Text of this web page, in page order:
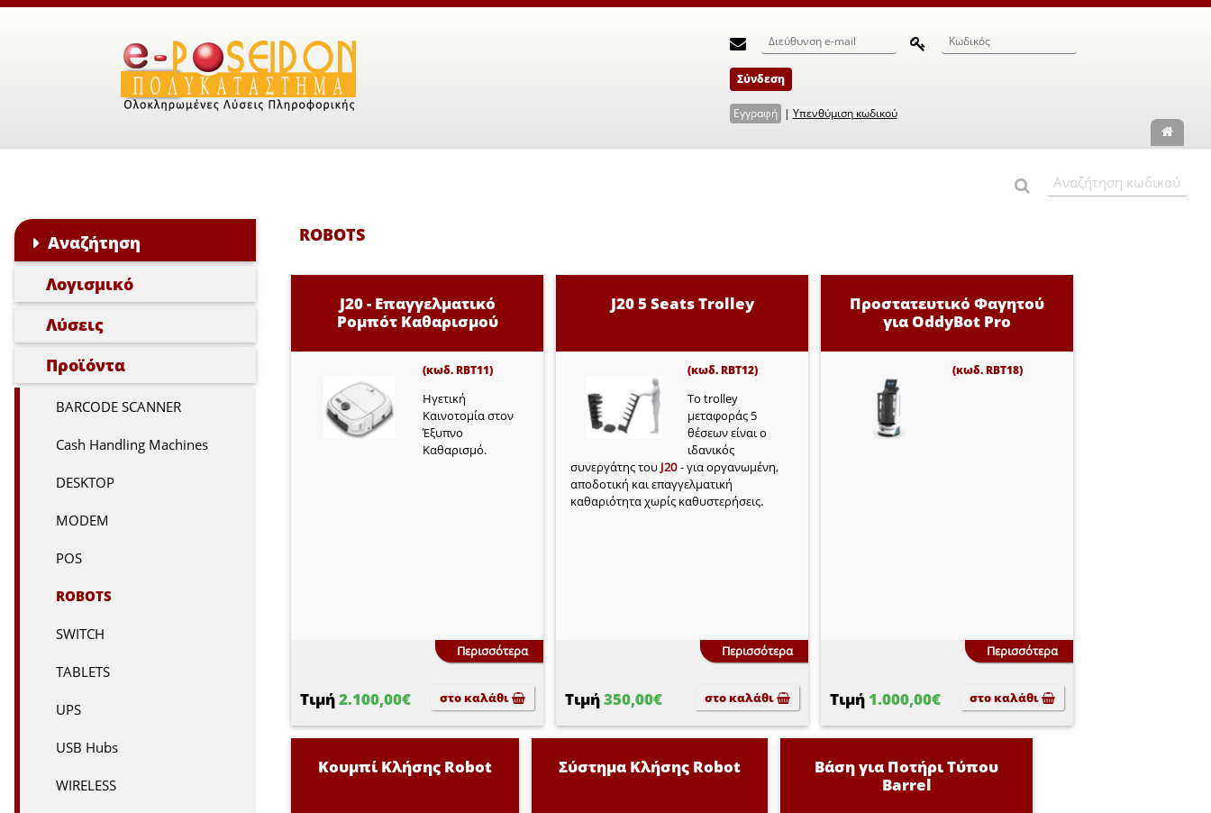
Σύνδεση
Εγγραφή | Υπενθύμιση κωδικού
Αναζήτηση
Λογισμικό
Λύσεις
Προϊόντα
BARCODE SCANNER
Cash Handling Machines
DESKTOP
MODEM
POS
ROBOTS
SWITCH
TABLETS
UPS
USB Hubs
WIRELESS
ROBOTS
J20 - Επαγγελματικό
Ρομπότ Καθαρισμού
(κωδ. RBT11)
Ηγετική
Καινοτομία στον
Έξυπνο
Καθαρισμό.
Περισσότερα
Τιμή2.100,00€ στο καλάθι
J20 5 Seats Trolley
(κωδ. RBT12)
Το trolley
μεταφοράς 5
θέσεων είναι ο
ιδανικός
συνεργάτης του J20- για οργανωμένη,
αποδοτική και επαγγελματική
καθαριότητα χωρίς καθυστερήσεις.
Περισσότερα
Τιμή350,00€ στο καλάθι
Προστατευτικό Φαγητού
για OddyBot Pro
(κωδ. RBT18)
Περισσότερα
Τιμή 1.000,00€ στο καλάθι
Κουμπί Κλήσης Robot Σύστημα Κλήσης Robot
Βάση για Ποτήρι Τύπου
Barrel